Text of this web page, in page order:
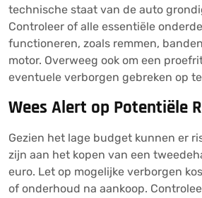
technische staat van de auto
Controleer of alle essentiële
functioneren, zoals remmen,
motor. Overweeg ook om een
eventuele verborgen gebreken op
Wees Alert op Potentiële
Gezien het lage budget kunnen er
zijn aan het kopen van een
euro. Let op mogelijke verborgen
of onderhoud na aankoop.